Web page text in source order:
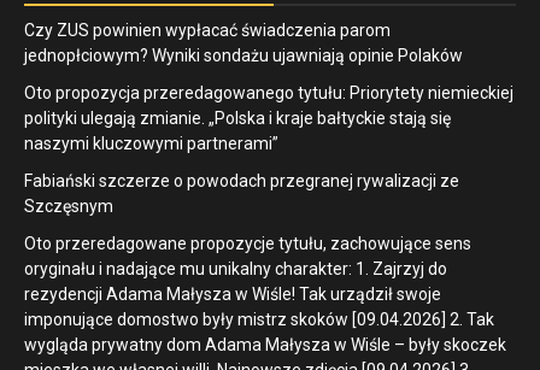
Czy ZUS powinien wypłacać świadczenia parom
jednopłciowym? Wyniki sondażu ujawniają opinie Polaków
Oto propozycja przeredagowanego tytułu: Priorytety niemieckiej
polityki ulegają zmianie. „Polska i kraje bałtyckie stają się
naszymi kluczowymi partnerami”
Fabiański szczerze o powodach przegranej rywalizacji ze
Szczęsnym
Oto przeredagowane propozycje tytułu, zachowujące sens
oryginału i nadające mu unikalny charakter: 1. Zajrzyj do
rezydencji Adama Małysza w Wiśle! Tak urządził swoje
imponujące domostwo były mistrz skoków [09.04.2026] 2. Tak
wygląda prywatny dom Adama Małysza w Wiśle – były skoczek